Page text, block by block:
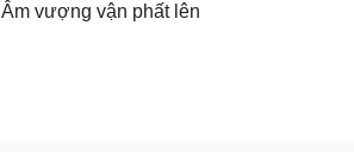
Âm vượng vận phất lên